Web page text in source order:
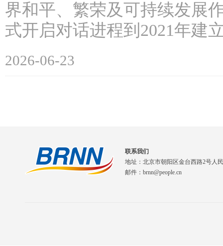
界和平、繁荣及可持续发展
式开启对话进程到2021年建
2026-06-23
联系我们
地址：北京市朝阳区金台西路2号人
邮件：brnn@people.cn